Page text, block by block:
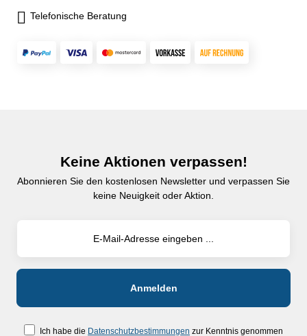
Telefonische Beratung
Keine Aktionen verpassen!
Abonnieren Sie den kostenlosen Newsletter und verpassen Sie
keine Neuigkeit oder Aktion.
Ich habe die Datenschutzbestimmungen zur Kenntnis genommen